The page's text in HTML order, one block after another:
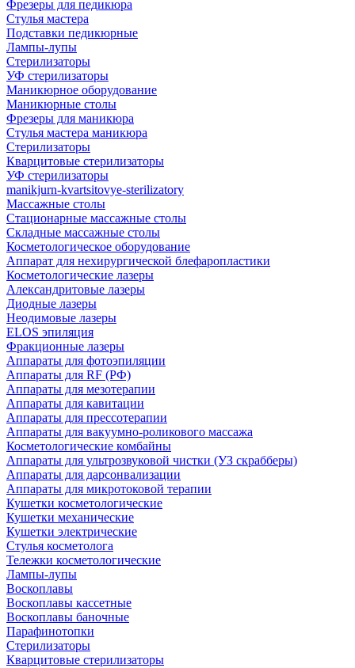
Фрезеры для педикюра
Стулья мастера
Подставки педикюрные
Лампы-лупы
Стерилизаторы
УФ стерилизаторы
Маникюрное оборудование
Маникюрные столы
Фрезеры для маникюра
Стулья мастера маникюра
Стерилизаторы
Кварцитовые стерилизаторы
УФ стерилизаторы
manikjurn-kvartsitovye-sterilizatory
Массажные столы
Стационарные массажные столы
Складные массажные столы
Косметологическое оборудование
Аппарат для нехирургической блефаропластики
Косметологические лазеры
Александритовые лазеры
Диодные лазеры
Неодимовые лазеры
ELOS эпиляция
Фракционные лазеры
Аппараты для фотоэпиляции
Аппараты для RF (РФ)
Аппараты для мезотерапии
Аппараты для кавитации
Аппараты для прессотерапии
Аппараты для вакуумно-роликового массажа
Косметологические комбайны
Аппараты для ультрозвуковой чистки (УЗ скрабберы)
Аппараты для дарсонвализации
Аппараты для микротоковой терапии
Кушетки косметологические
Кушетки механические
Кушетки электрические
Стулья косметолога
Тележки косметологические
Лампы-лупы
Воскоплавы
Воскоплавы кассетные
Воскоплавы баночные
Парафинотопки
Стерилизаторы
Кварцитовые стерилизаторы